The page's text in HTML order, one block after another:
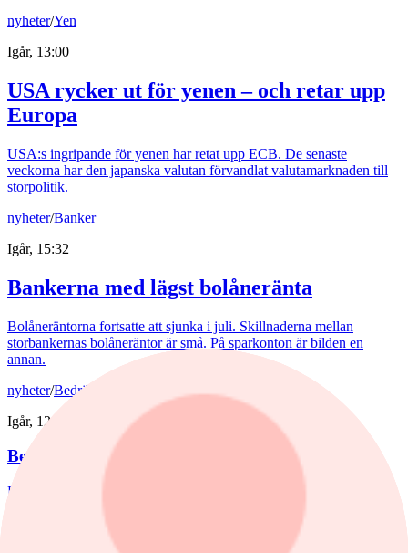
nyheter/Yen
Igår, 13:00
USA rycker ut för yenen – och retar upp
Europa
USA:s ingripande för yenen har retat upp ECB. De senaste
veckorna har den japanska valutan förvandlat valutamarknaden till
storpolitik.
nyheter/Banker
Igår, 15:32
Bankerna med lägst bolåneränta
Bolåneräntorna fortsatte att sjunka i juli. Skillnaderna mellan
storbankernas bolåneräntor är små. På sparkonton är bilden en
annan.
nyheter/Bedrägeri
Igår, 12:10
Bedragare utnyttjar kryptokaos
Hundratals kryptobörser blev olagliga i EU den 1 juli. Nu poserar
kunder på deras pengar.